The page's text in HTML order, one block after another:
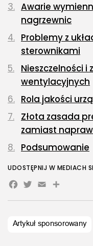
Awarie
nagrzewnic
Problemy z
sterownikami
Nieszczelności i
wentylacyjnych
Rola jakości
Złota zasada
zamiast
Podsumowanie
UDOSTĘPNIJ W MEDIACH
Facebook
Twitter
EmailShare